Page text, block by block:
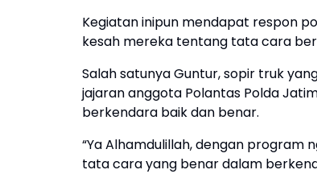
Kegiatan inipun mendapat respon
kesah mereka tentang tata cara
Salah satunya Guntur, sopir truk
jajaran anggota Polantas Polda
berkendara baik dan benar.
“Ya Alhamdulillah, dengan program
tata cara yang benar dalam